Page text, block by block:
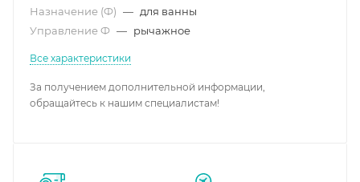
Назначение (Ф) — для ванны
Управление Ф — рычажное
Все характеристики
За получением дополнительной информации,
обращайтесь к нашим специалистам!